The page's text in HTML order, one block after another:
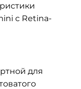
с Retina-
для